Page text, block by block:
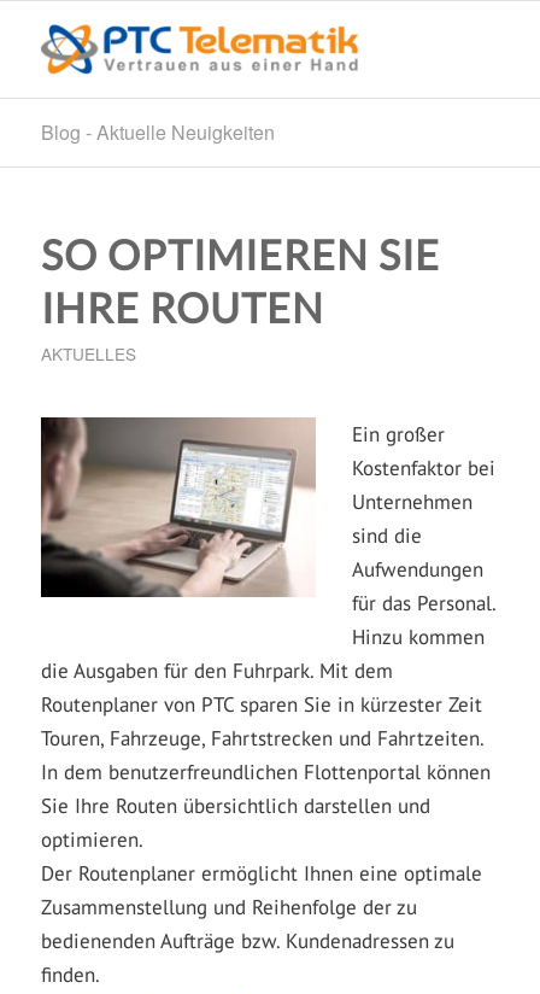
Blog - Aktuelle Neuigkeiten
SO OPTIMIEREN SIE
IHRE ROUTEN
AKTUELLES
Ein großer
Kostenfaktor bei
Unternehmen
sind die
Aufwendungen
für das Personal.
Hinzu kommen
die Ausgaben für den Fuhrpark. Mit dem
Routenplaner von PTC sparen Sie in kürzester Zeit
Touren, Fahrzeuge, Fahrtstrecken und Fahrtzeiten.
In dem benutzerfreundlichen Flottenportal können
Sie Ihre Routen übersichtlich darstellen und
optimieren.
Der Routenplaner ermöglicht Ihnen eine optimale
Zusammenstellung und Reihenfolge der zu
bedienenden Aufträge bzw. Kundenadressen zu
finden.